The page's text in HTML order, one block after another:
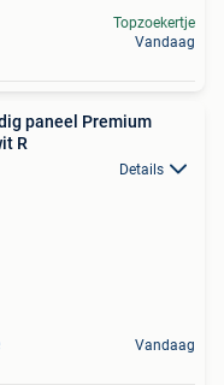
Topzoekertje
Vandaag
paneel Premium
R
Details
Vandaag